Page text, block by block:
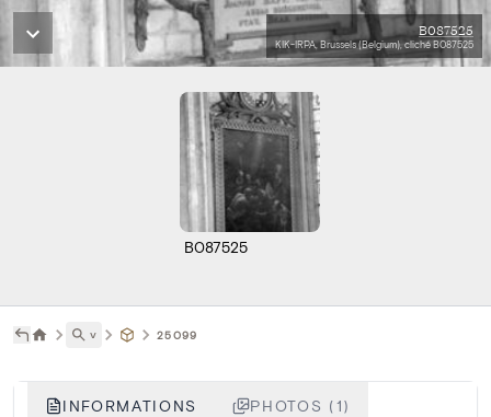
B087525
KIK-IRPA, Brussels (Belgium), cliché B087525
B087525
˅ 25099
INFORMATIONS PHOTOS (1)